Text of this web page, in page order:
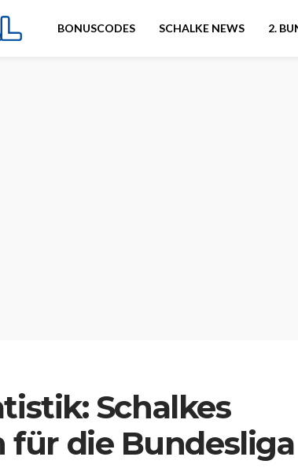
BONUSCODES SCHALKE NEWS 2.
Schalkes
für die Bundesliga